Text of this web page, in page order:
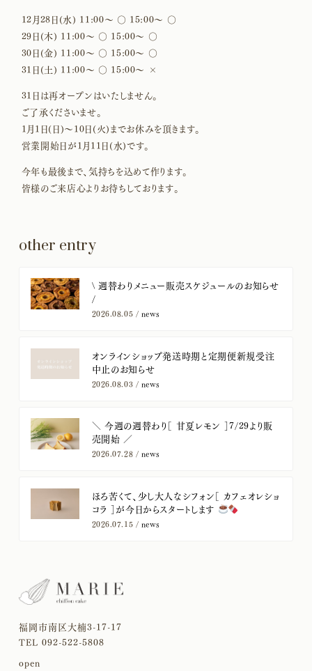
12月28日(水) 11:00〜 ○ 15:00〜 ○
29日(木) 11:00〜 ○ 15:00〜 ○
30日(金) 11:00〜 ○ 15:00〜 ○
31日(土) 11:00〜 ○ 15:00〜 ×
31日は再オープンはいたしません。
ご了承くださいませ。
1月1日(日)〜10日(火)までお休みを頂きます。
営業開始日が1月11日(水)です。
今年も最後まで、気持ちを込めて作ります。
皆様のご来店心よりお待ちしております。
other entry
​\ 週替わりメニュー販売スケジュールのお知らせ
/
2026.08.05 / news
オンラインショップ発送時期と定期便新規受注
中止のお知らせ
2026.08.03 / news
＼ 今週の週替わり［ 甘夏レモン ］7/29より販
売開始 ／
2026.07.28 / news
ほろ苦くて、少し大人なシフォン［ カフェオレショ
コラ ］が今日からスタートします
2026.07.15 / news
福岡市南区大楠3-17-17
TEL 092-522-5808
open